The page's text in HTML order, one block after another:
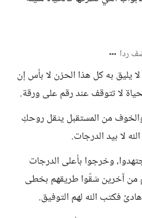
ردا
يليق به كل هذا الحزن لا بأس إن
لا تتوقف عند رقم على ورقة.
من المستقبل يثقل روحكِ
لا بيد الدرجات.
وخرجوا بأعلى الدرجات
من آخرين شقّوا طريقهم بخطى
فكتب الله لهم التوفيق.